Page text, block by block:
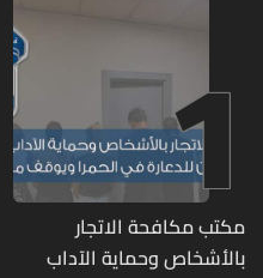
1
مكتب مكافحة الاتجار
بالأشخاص وحماية الآداب